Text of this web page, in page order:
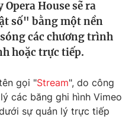
House sẽ ra
số" bằng một nền
các chương trình
hoặc trực tiếp.
gọi "Stream", do công
các băng ghi hình Vimeo
sự quản lý trực tiếp